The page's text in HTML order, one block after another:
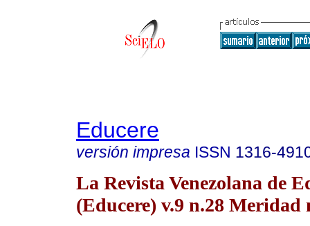
Educere
versión impresa ISSN 1316-
La Revista Venezolana de
(Educere) v.9 n.28 Meridad